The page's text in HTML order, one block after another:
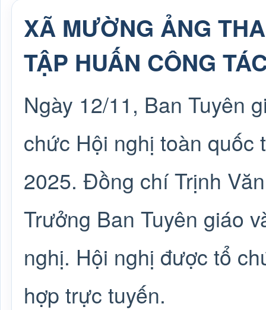
XÃ MƯỜNG ẢNG
TẬP HUẤN CÔNG
Ngày 12/11, Ban Tuyên
chức Hội nghị toàn quốc
2025. Đồng chí Trịnh
Trưởng Ban Tuyên giáo
nghị. Hội nghị được tổ
hợp trực tuyến.